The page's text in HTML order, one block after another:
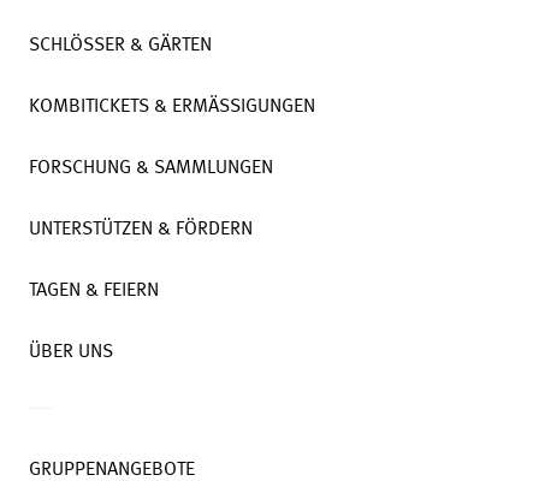
SCHLÖSSER & GÄRTEN
KOMBITICKETS & ERMÄSSIGUNGEN
FORSCHUNG & SAMMLUNGEN
UNTERSTÜTZEN & FÖRDERN
TAGEN & FEIERN
ÜBER UNS
GRUPPENANGEBOTE